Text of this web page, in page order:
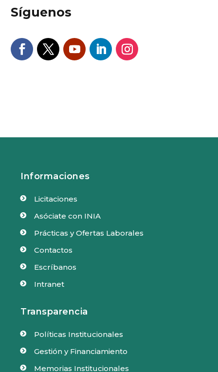
Síguenos
Informaciones
 Licitaciones
 Asóciate con INIA
 Prácticas y Ofertas Laborales
 Contactos
 Escríbanos
 Intranet
Transparencia
 Políticas Institucionales
 Gestión y Financiamiento
 Memorias Institucionales